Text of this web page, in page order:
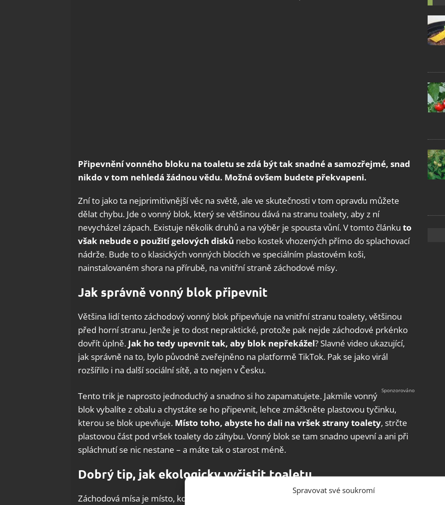
Spravovat své soukromí
Připevnění vonného bloku na toaletu se zdá být tak snadné a samozřejmé, snad
nikdo v tom nehledá žádnou vědu. Možná ovšem budete překvapeni.
Zní to jako ta nejprimitivnější věc na světě, ale ve skutečnosti v tom opravdu můžete
dělat chybu. Jde o vonný blok, který se většinou dává na stranu toalety, aby z ní
nevycházel zápach. Existuje několik druhů a na výběr je spousta vůní.V tomto článku to
však nebude o použitígelových disků nebo kostek vhozených přímo do splachovací
nádrže. Bude to o klasických vonných blocích ve speciálním plastovém koši,
nainstalovaném shora na přírubě, na vnitřní straně záchodové mísy.
Jak správně vonný blok připevnit
Většina lidí tento záchodový vonný blok připevňuje na vnitřní stranu toalety, většinou
před horní stranu. Jenže je to dost nepraktické, protože pak nejde záchodové prkénko
dovřít úplně. Jak ho tedy upevnit tak, aby blok nepřekážel? Slavné video ukazující,
jak správně na to, bylo původně zveřejněno na platformě TikTok. Pak se jako virál
rozšířilo i na další sociální sítě, a to nejen v Česku.
Tento trik je naprosto jednoduchý a snadno si ho zapamatujete. Jakmile vonný
blok vybalíte z obalu a chystáte se ho připevnit, lehce zmáčkněte plastovou tyčinku,
kterou se blok upevňuje. Místo toho, abyste ho dali na vršek strany toalety, strčte
plastovou část pod vršek toalety do záhybu. Vonný blok se tam snadno upevní a ani při
spláchnutí se nic nestane – a máte tak o starost méně.
Dobrý tip, jak ekologicky vyčistit toaletu
Záchodová mísa je místo, kde se rády vyskytují choroplodné zárodky. Údržba